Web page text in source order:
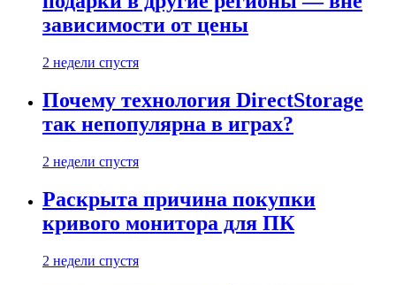
зависимости от цены
2 недели спустя
Почему технология DirectStorage
так непопулярна в играх?
2 недели спустя
Раскрыта причина покупки
кривого монитора для ПК
2 недели спустя